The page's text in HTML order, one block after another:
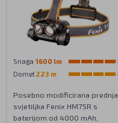
Snaga 1600 lm
Domet223 m
Posebno modificirana prednja
svjetiljka Fenix HM75R s
baterijom od 4000 mAh,